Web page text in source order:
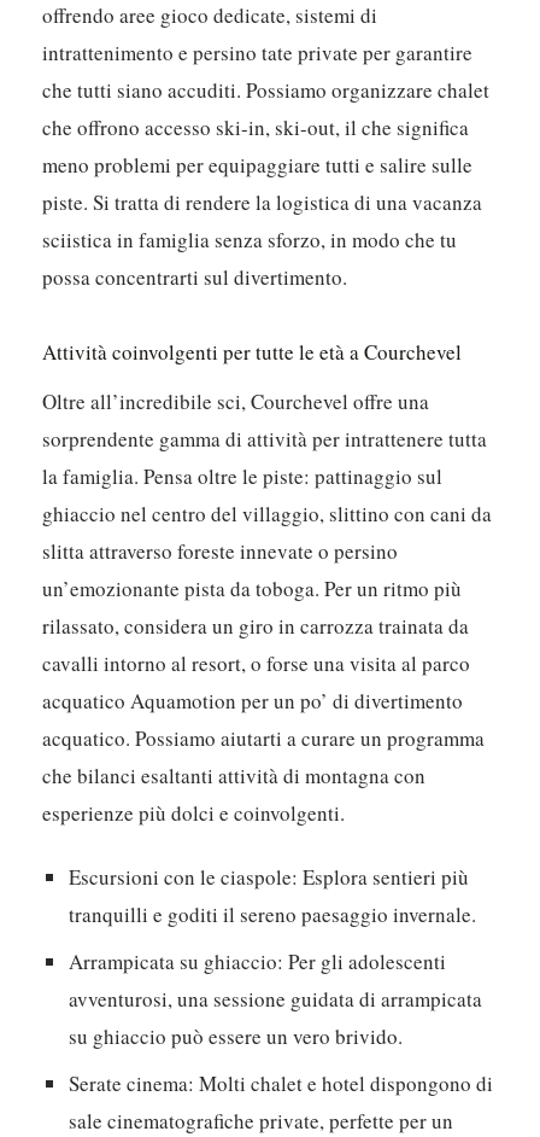
offrendo aree gioco dedicate, sistemi di
intrattenimento e persino tate private per garantire
che tutti siano accuditi. Possiamo organizzare chalet
che offrono accesso ski-in, ski-out, il che significa
meno problemi per equipaggiare tutti e salire sulle
piste. Si tratta di rendere la logistica di una vacanza
sciistica in famiglia senza sforzo, in modo che tu
possa concentrarti sul divertimento.
Attività coinvolgenti per tutte le età a Courchevel
Oltre all’incredibile sci, Courchevel offre una
sorprendente gamma di attività per intrattenere tutta
la famiglia. Pensa oltre le piste: pattinaggio sul
ghiaccio nel centro del villaggio, slittino con cani da
slitta attraverso foreste innevate o persino
un’emozionante pista da toboga. Per un ritmo più
rilassato, considera un giro in carrozza trainata da
cavalli intorno al resort, o forse una visita al parco
acquatico Aquamotion per un po’ di divertimento
acquatico. Possiamo aiutarti a curare un programma
che bilanci esaltanti attività di montagna con
esperienze più dolci e coinvolgenti.
Escursioni con le ciaspole: Esplora sentieri più
tranquilli e goditi il sereno paesaggio invernale.
Arrampicata su ghiaccio: Per gli adolescenti
avventurosi, una sessione guidata di arrampicata
su ghiaccio può essere un vero brivido.
Serate cinema: Molti chalet e hotel dispongono di
sale cinematografiche private, perfette per un